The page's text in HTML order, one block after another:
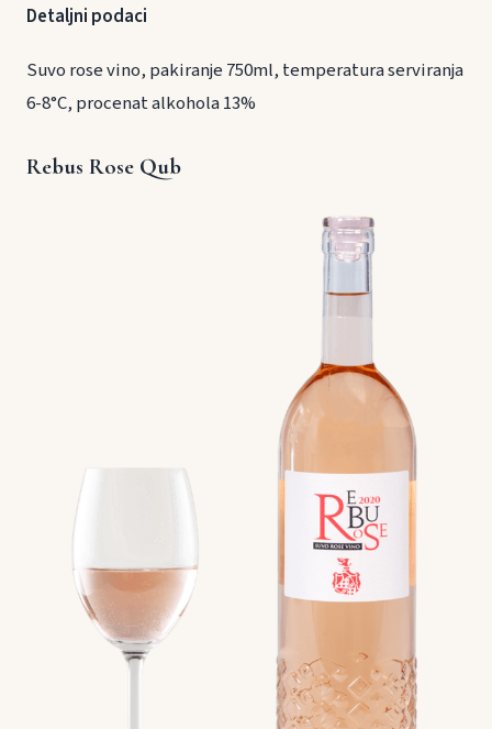
Detaljni podaci
Suvo rose vino, pakiranje 750ml, temperatura serviranja
6-8°C, procenat alkohola 13%
Rebus Rose Qub